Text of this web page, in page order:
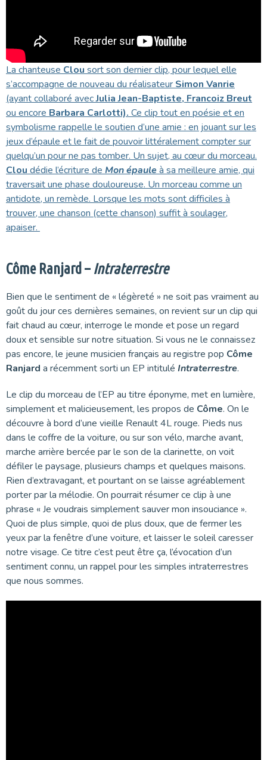
La chanteuse Clou sort son dernier clip, pour lequel elle
s’accompagne de nouveau du réalisateur Simon Vanrie
(ayant collaboré avecJulia Jean-Baptiste, Francoiz Breut
ou encore Barbara Carlotti). Ce clip tout en poésie et en
symbolisme rappelle le soutien d’une amie : en jouant sur les
jeux d’épaule et le fait de pouvoir littéralement compter sur
quelqu’un pour ne pas tomber. Un sujet, au cœur du morceau.
Clou dédie l’écriture de Mon épauleà sa meilleure amie, qui
traversait une phase douloureuse. Un morceau comme un
antidote, un remède. Lorsque les mots sont difficiles à
trouver, une chanson (cette chanson) suffit à soulager,
apaiser.
Côme Ranjard – Intraterrestre
Bien que le sentiment de « légèreté » ne soit pas vraiment au
goût du jour ces dernières semaines, on revient sur un clip qui
fait chaud au cœur, interroge le monde et pose un regard
doux et sensible sur notre situation. Si vous ne le connaissez
pas encore, le jeune musicien français au registre pop Côme
Ranjard a récemment sorti un EP intitulé Intraterrestre.
Le clip du morceau de l’EP au titre éponyme, met en lumière,
simplement et malicieusement, les propos de Côme. On le
découvre à bord d’une vieille Renault 4L rouge. Pieds nus
dans le coffre de la voiture, ou sur son vélo, marche avant,
marche arrière bercée par le son de la clarinette, on voit
défiler le paysage, plusieurs champs et quelques maisons.
Rien d’extravagant, et pourtant on se laisse agréablement
porter par la mélodie. On pourrait résumer ce clip à une
phrase « Je voudrais simplement sauver mon insouciance ».
Quoi de plus simple, quoi de plus doux, que de fermer les
yeux par la fenêtre d’une voiture, et laisser le soleil caresser
notre visage. Ce titre c’est peut être ça, l’évocation d’un
sentiment connu, un rappel pour les simples intraterrestres
que nous sommes.